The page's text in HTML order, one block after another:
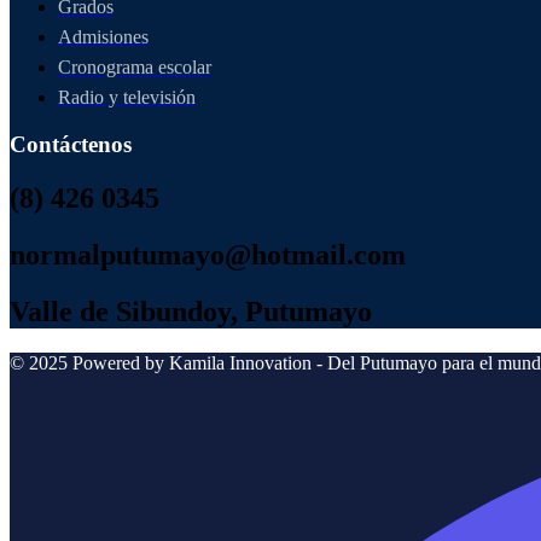
Grados
Admisiones
Cronograma escolar
Radio y televisión
Contáctenos
(8) 426 0345
normalputumayo@hotmail.com
Valle de Sibundoy, Putumayo
© 2025 Powered by Kamila Innovation - Del Putumayo para el